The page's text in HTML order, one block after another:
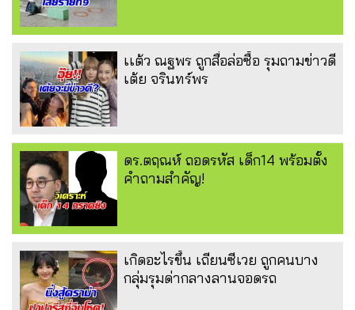
เเต้ว ณฐพร ถูกสื่อล่อซื้อ รุมถามข่าวดี
เต้ย จรินทร์พร
ดร.ตฤณห์ ถอดรหัส เด็ก14 พร้อมตั้ง
คำถามสำคัญ!
เกิดอะไรขึ้น เถียนซีเวย ถูกคนบาง
กลุ่มรุมด่ากลางลานจอดรถ